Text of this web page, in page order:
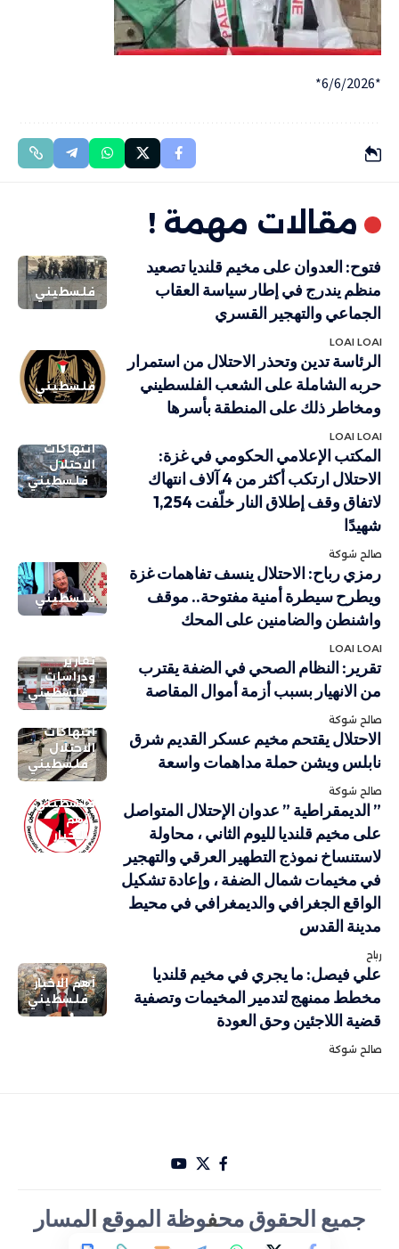
*6/6/2026*
مقالات مهمة !
فلسطيني
فتوح: العدوان على مخيم قلنديا تصعيد
منظم يندرج في إطار سياسة العقاب
الجماعي والتهجير القسري
LOAI LOAI
فلسطيني
الرئاسة تدين وتحذر الاحتلال من استمرار
حربه الشاملة على الشعب الفلسطيني
ومخاطر ذلك على المنطقة بأسرها
LOAI LOAI
انتهاكات
الاحتلال
فلسطيني
المكتب الإعلامي الحكومي في غزة:
الاحتلال ارتكب أكثر من 4 آلاف انتهاك
لاتفاق وقف إطلاق النار خلّفت 1,254
شهيدًا
صالح شوكة
فلسطيني
رمزي رباح: الاحتلال ينسف تفاهمات غزة
ويطرح سيطرة أمنية مفتوحة.. موقف
واشنطن والضامنين على المحك
LOAI LOAI
تقارير
ودراسات
فلسطيني
تقرير: النظام الصحي في الضفة يقترب
من الانهيار بسبب أزمة أموال المقاصة
صالح شوكة
انتهاكات
الاحتلال
فلسطيني
الاحتلال يقتحم مخيم عسكر القديم شرق
نابلس ويشن حملة مداهمات واسعة
صالح شوكة
فلسطيني
أهم
الاخبار
” الديمقراطية ” عدوان الإحتلال المتواصل
على مخيم قلنديا لليوم الثاني ، محاولة
لاستنساخ نموذج التطهير العرقي والتهجير
في مخيمات شمال الضفة ، وإعادة تشكيل
الواقع الجغرافي والديمغرافي في محيط
مدينة القدس
رباح
أهم الاخبار
فلسطيني
علي فيصل: ما يجري في مخيم قلنديا
مخطط ممنهج لتدمير المخيمات وتصفية
قضية اللاجئين وحق العودة
صالح شوكة
جميع الحقوق محفوظة الموقع المسار